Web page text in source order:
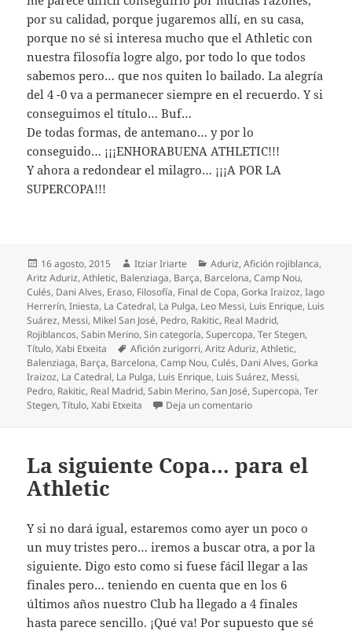
por su calidad, porque jugaremos allí, en su casa,
porque no sé si interesa mucho que el Athletic con
nuestra filosofía logre algo, por todo lo que todos
sabemos pero… que nos quiten lo bailado. La alegría
del 4 -0 va a permanecer siempre en el recuerdo. Y si
conseguimos el título… Buf…
De todas formas, de antemano… y por lo
conseguido… ¡¡¡ENHORABUENA ATHLETIC!!!
Y ahora a redondear el milagro… ¡¡¡A POR LA
SUPERCOPA!!!
Publicado
el
16 agosto, 2015 Autor
Itziar Iriarte Categorías
Aduriz,Afición rojiblanca,
Aritz Aduriz,Athletic, Balenziaga, Barça, Barcelona,Camp Nou,
Culés, Dani Alves, Eraso, Filosofía, Final de Copa,Gorka Iraizoz,Iago
Herrerín,Iniesta, La Catedral, La Pulga, Leo Messi, Luis Enrique, Luis
Suárez, Messi, Mikel San José, Pedro, Rakitic, Real Madrid,
Rojiblancos,Sabin Merino,Sin categoría,Supercopa,Ter Stegen,
Título,Xabi Etxeita Etiquetas
Afición zurigorri,Aritz Aduriz,Athletic,
Balenziaga, Barça, Barcelona,Camp Nou,Culés, Dani Alves,Gorka
Iraizoz, La Catedral, La Pulga, Luis Enrique, Luis Suárez, Messi,
Pedro, Rakitic, Real Madrid,Sabin Merino,San José,Supercopa,Ter
Stegen,Título,Xabi Etxeita Deja un comentarioen El Athletic pulveriza
La siguiente Copa… para el
Athletic
Y si no dará igual, estaremos como ayer un poco o
un muy tristes pero… iremos a buscar otra, a por la
siguiente. Digo esto como si fuese fácil llegar a las
finales pero… teniendo en cuenta que en los 6
últimos años nuestro Club ha llegado a 4 finales
hasta parece sencillo. ¡Qué va! Por supuesto que sé